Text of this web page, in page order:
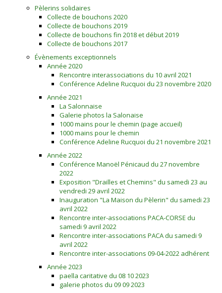
Pèlerins solidaires
Collecte de bouchons 2020
Collecte de bouchons 2019
Collecte de bouchons fin 2018 et début 2019
Collecte de bouchons 2017
Évènements exceptionnels
Année 2020
Rencontre interassociations du 10 avril 2021
Conférence Adeline Rucquoi du 23 novembre 2020
Année 2021
La Salonnaise
Galerie photos la Salonaise
1000 mains pour le chemin (page accueil)
1000 mains pour le chemin
Conférence Adeline Rucquoi du 21 novembre 2021
Année 2022
Conférence Manoël Pénicaud du 27 novembre
2022
Exposition "Drailles et Chemins" du samedi 23 au
vendredi 29 avril 2022
Inauguration "La Maison du Pèlerin" du samedi 23
avril 2022
Rencontre inter-associations PACA-CORSE du
samedi 9 avril 2022
Rencontre inter-associations PACA du samedi 9
avril 2022
Rencontre inter-associations 09-04-2022 adhérent
Année 2023
paella caritative du 08 10 2023
galerie photos du 09 09 2023